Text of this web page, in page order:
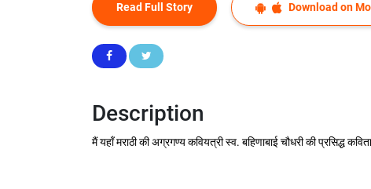
Read Full Story Download on
Description
मैं यहाँ मराठी की अग्रगण्य कवियत्री स्व. बहिणाबाई चौधरी की